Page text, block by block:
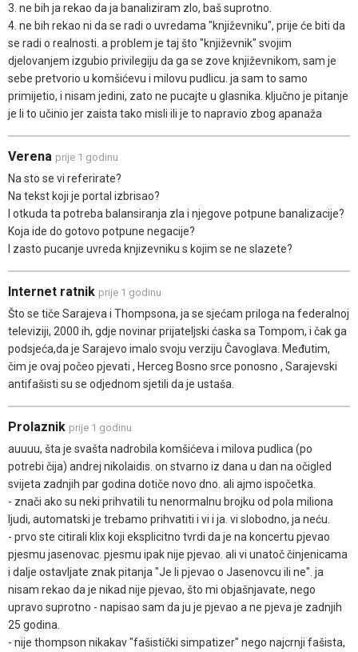
3. ne bih ja rekao da ja banaliziram zlo, baš suprotno.
4. ne bih rekao ni da se radi o uvredama "književniku", prije će biti da
se radi o realnosti. a problem je taj što "književnik" svojim
djelovanjem izgubio privilegiju da ga se zove književnikom, sam je
sebe pretvorio u komšićevu i milovu pudlicu. ja sam to samo
primijetio, i nisam jedini, zato ne pucajte u glasnika. ključno je pitanje
je li to učinio jer zaista tako misli ili je to napravio zbog apanaža
Verena prije 1 godinu
Na sto se vi referirate?
Na tekst koji je portal izbrisao?
I otkuda ta potreba balansiranja zla i njegove potpune banalizacije?
Koja ide do gotovo potpune negacije?
I zasto pucanje uvreda knjizevniku s kojim se ne slazete?
Internet ratnik prije 1 godinu
Što se tiče Sarajeva i Thompsona, ja se sjećam priloga na federalnoj
televiziji, 2000 ih, gdje novinar prijateljski ćaska sa Tompom, i čak ga
podsjeća,da je Sarajevo imalo svoju verziju Čavoglava. Međutim,
čim je ovaj počeo pjevati , Herceg Bosno srce ponosno , Sarajevski
antifašisti su se odjednom sjetili da je ustaša.
Prolaznik prije 1 godinu
auuuu, šta je svašta nadrobila komšićeva i milova pudlica (po
potrebi čija) andrej nikolaidis. on stvarno iz dana u dan na očigled
svijeta zadnjih par godina dotiče novo dno. ali ajmo ispočetka.
- znači ako su neki prihvatili tu nenormalnu brojku od pola miliona
ljudi, automatski je trebamo prihvatiti i vi i ja. vi slobodno, ja neću.
- prvo ste citirali klix koji eksplicitno tvrdi da je na koncertu pjevao
pjesmu jasenovac. pjesmu ipak nije pjevao. ali vi unatoč činjenicama
i dalje ostavljate znak pitanja "Je li pjevao o Jasenovcu ili ne". ja
nisam rekao da je nikad nije pjevao, što mi objašnjavate, nego
upravo suprotno - napisao sam da ju je pjevao a ne pjeva je zadnjih
25 godina.
- nije thompson nikakav "fašistički simpatizer" nego najcrnji fašista,